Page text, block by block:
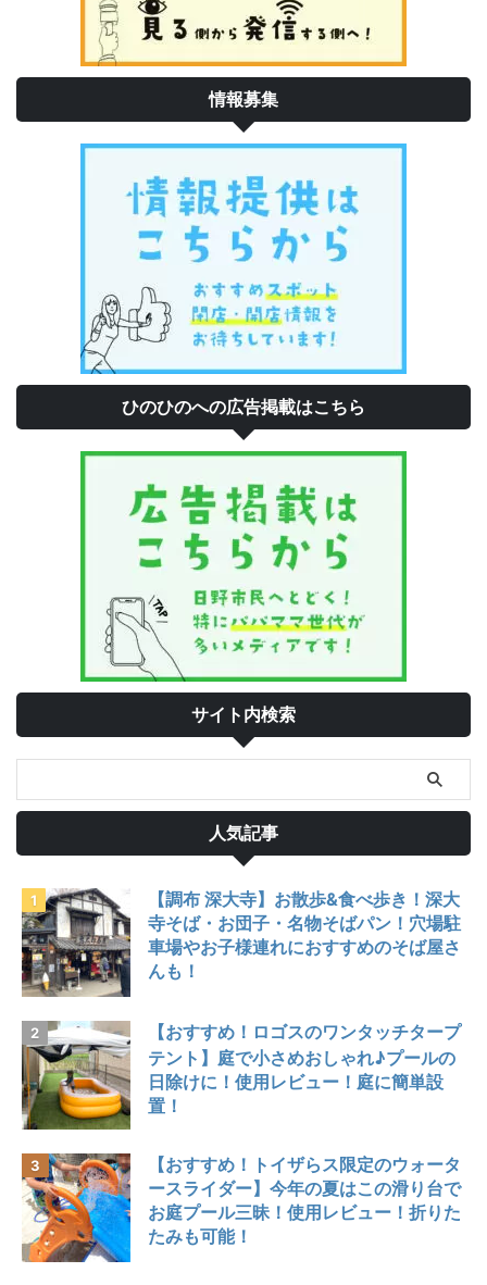
情報募集
ひのひのへの広告掲載はこちら
サイト内検索
人気記事
【調布 深大寺】お散歩&食べ歩き！深大
寺そば・お団子・名物そばパン！穴場駐
車場やお子様連れにおすすめのそば屋さ
んも！
【おすすめ！ロゴスのワンタッチタープ
テント】庭で小さめおしゃれ♪プールの
日除けに！使用レビュー！庭に簡単設
置！
【おすすめ！トイザらス限定のウォータ
ースライダー】今年の夏はこの滑り台で
お庭プール三昧！使用レビュー！折りた
たみも可能！